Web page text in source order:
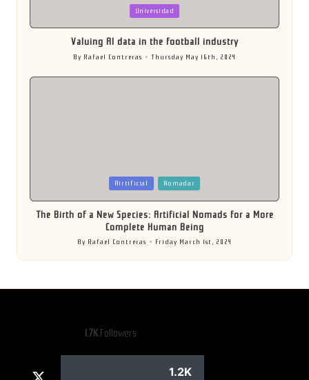
Universidad
Valuing AI data in the football industry
Posted
By Rafael Contreras Thursday May 16th, 2024
Airtificial Nomadar
The Birth of a New Species: Artificial Nomads for a More
Complete Human Being
Posted
by
By Rafael Contreras Friday March 1st, 2024
1.7KFollowers
1.2K